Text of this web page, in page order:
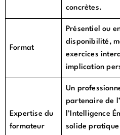
concrètes.
Format
Présentiel ou
disponibilité,
exercices
implication
Expertise du
formateur
Un
partenaire de
l’Intelligence
solide pratique